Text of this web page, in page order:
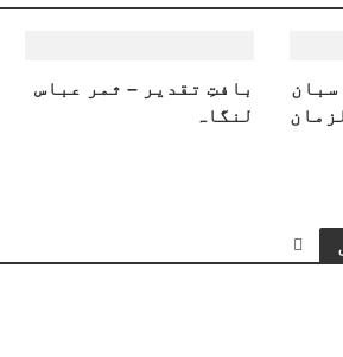
بافتِ تقدیر – ثمر عباس
لنگاہ